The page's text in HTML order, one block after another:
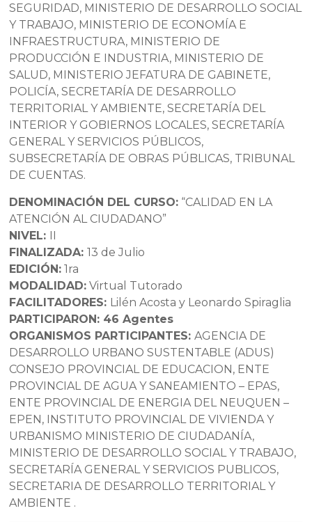
SEGURIDAD, MINISTERIO DE DESARROLLO SOCIAL
Y TRABAJO, MINISTERIO DE ECONOMÍA E
INFRAESTRUCTURA, MINISTERIO DE
PRODUCCIÓN E INDUSTRIA, MINISTERIO DE
SALUD, MINISTERIO JEFATURA DE GABINETE,
POLICÍA, SECRETARÍA DE DESARROLLO
TERRITORIAL Y AMBIENTE, SECRETARÍA DEL
INTERIOR Y GOBIERNOS LOCALES, SECRETARÍA
GENERAL Y SERVICIOS PÚBLICOS,
SUBSECRETARÍA DE OBRAS PÚBLICAS, TRIBUNAL
DE CUENTAS.
DENOMINACIÓN DEL CURSO: “CALIDAD EN LA
ATENCIÓN AL CIUDADANO”
NIVEL:
FINALIZADA:13 de Julio
EDICIÓN: 1ra
MODALIDAD: Virtual Tutorado
FACILITADORES: Lilén Acosta y Leonardo Spiraglia
PARTICIPARON: 46 Agentes
ORGANISMOS PARTICIPANTES:AGENCIA DE
DESARROLLO URBANO SUSTENTABLE (ADUS)
CONSEJO PROVINCIAL DE EDUCACION, ENTE
PROVINCIAL DE AGUA Y SANEAMIENTO – EPAS,
ENTE PROVINCIAL DE ENERGIA DEL NEUQUEN –
EPEN, INSTITUTO PROVINCIAL DE VIVIENDA Y
URBANISMO MINISTERIO DE CIUDADANÍA,
MINISTERIO DE DESARROLLO SOCIAL Y TRABAJO,
SECRETARÍA GENERAL Y SERVICIOS PUBLICOS,
SECRETARIA DE DESARROLLO TERRITORIAL Y
AMBIENTE .